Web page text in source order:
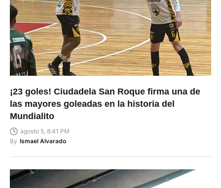
¡23 goles! Ciudadela San Roque firma una de
las mayores goleadas en la historia del
Mundialito
agosto 5, 8:41 PM
By Ismael Alvarado